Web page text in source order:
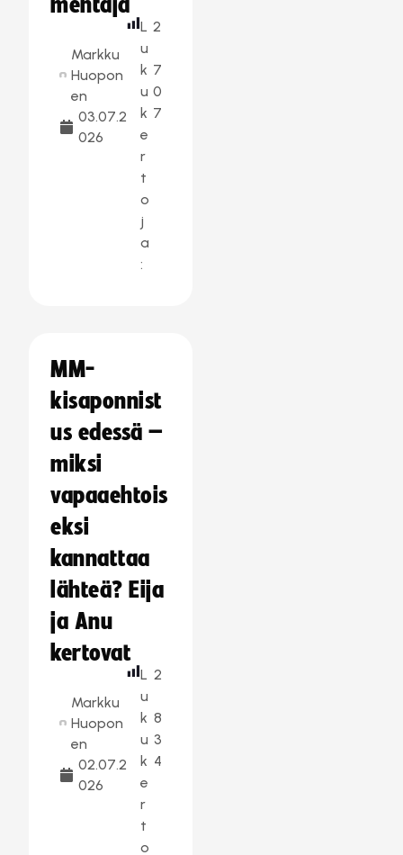
mentaja
Markku
Huopon
en
03.07.2
026
L
u
k
u
k
e
r
t
o
j
a
:
2
7
0
7
MM-
kisaponnist
us edessä –
miksi
vapaaehtois
eksi
kannattaa
lähteä? Eija
ja Anu
kertovat
Markku
Huopon
en
02.07.2
026
L
u
k
u
k
e
r
t
o
2
8
3
4